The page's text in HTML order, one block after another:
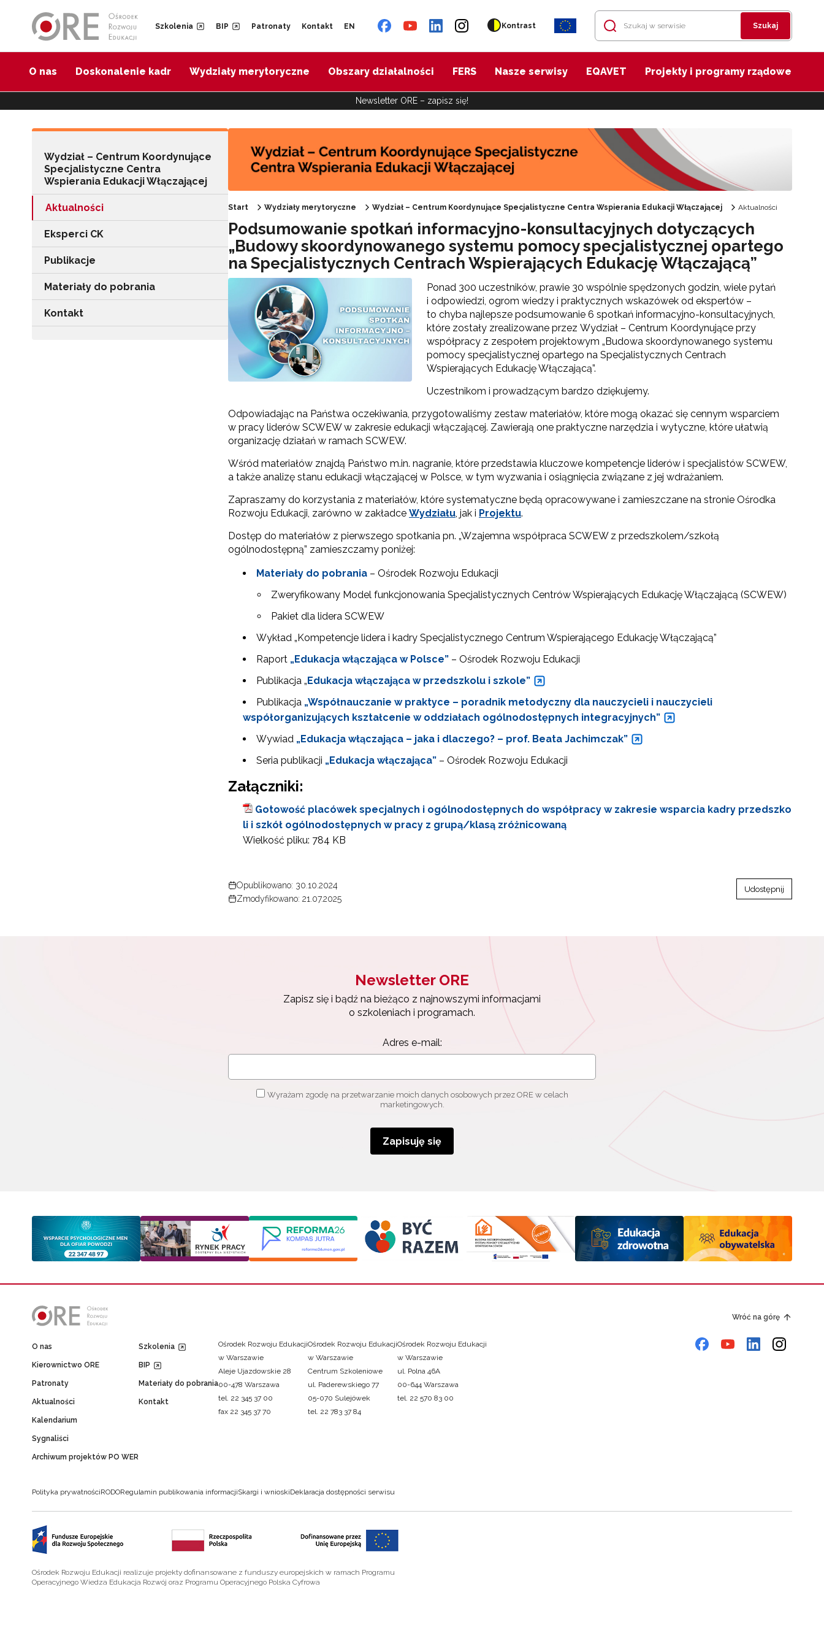
Szkolenia BIP Patronaty Kontakt EN Kontrast Szukaj
O nas Doskonalenie kadr Wydziały merytoryczne Obszary działalności FERS Nasze serwisy EQAVET Projekty i programy rządowe
Newsletter ORE – zapisz się!
Wydział – Centrum Koordynujące
Specjalistyczne Centra
Wspierania Edukacji Włączającej
Aktualności
Eksperci CK
Publikacje
Materiały do pobrania
Kontakt
Start Wydziały merytoryczne Wydział – Centrum Koordynujące Specjalistyczne Centra Wspierania Edukacji Włączającej Aktualności
Podsumowanie spotkań informacyjno-konsultacyjnych dotyczących
„Budowy skoordynowanego systemu pomocy specjalistycznej opartego
na Specjalistycznych Centrach Wspierających Edukację Włączającą”
Ponad 300 uczestników, prawie 30 wspólnie spędzonych godzin, wiele pytań
i odpowiedzi, ogrom wiedzy i praktycznych wskazówek od ekspertów –
to chyba najlepsze podsumowanie 6 spotkań informacyjno-konsultacyjnych,
które zostały zrealizowane przez Wydział – Centrum Koordynujące przy
współpracy z zespołem projektowym „Budowa skoordynowanego systemu
pomocy specjalistycznej opartego na Specjalistycznych Centrach
Wspierających Edukację Włączającą”.
Uczestnikom i prowadzącym bardzo dziękujemy.
Odpowiadając na Państwa oczekiwania, przygotowaliśmy zestaw materiałów, które mogą okazać się cennym wsparciem
w pracy liderów SCWEW w zakresie edukacji włączającej. Zawierają one praktyczne narzędzia i wytyczne, które ułatwią
organizację działań w ramach SCWEW.
Wśród materiałów znajdą Państwo m.in. nagranie, które przedstawia kluczowe kompetencje liderów i specjalistów SCWEW,
a także analizę stanu edukacji włączającej w Polsce, w tym wyzwania i osiągnięcia związane z jej wdrażaniem.
Zapraszamy do korzystania z materiałów, które systematyczne będą opracowywane i zamieszczane na stronie Ośrodka
Rozwoju Edukacji, zarówno w zakładce Wydziału, jak i Projektu.
Dostęp do materiałów z pierwszego spotkania pn. „Wzajemna współpraca SCWEW z przedszkolem/szkołą
ogólnodostępną” zamieszczamy poniżej:
Materiały do pobrania – Ośrodek Rozwoju Edukacji
Zweryfikowany Model funkcjonowania Specjalistycznych Centrów Wspierających Edukację Włączającą (SCWEW)
Pakiet dla lidera SCWEW
Wykład „Kompetencje lidera i kadry Specjalistycznego Centrum Wspierającego Edukację Włączającą”
Raport „Edukacja włączająca w Polsce” – Ośrodek Rozwoju Edukacji
Publikacja „ Edukacja włączająca w przedszkolu i szkole”
Publikacja „Współnauczanie w praktyce – poradnik metodyczny dla nauczycieli i nauczycieli
współorganizujących kształcenie w oddziałach ogólnodostępnych integracyjnych”
Wywiad „Edukacja włączająca – jaka i dlaczego? – prof. Beata Jachimczak”
Seria publikacji „Edukacja włączająca” – Ośrodek Rozwoju Edukacji
Załączniki:
Gotowość placówek specjalnych i ogólnodostępnych do współpracy w zakresie wsparcia kadry przedszko
li i szkół ogólnodostępnych w pracy z grupą/klasą zróżnicowaną
Wielkość pliku: 784 KB
Opublikowano: 30.10.2024
Zmodyfikowano: 21.07.2025
Udostępnij
Newsletter ORE
Zapisz się i bądź na bieżąco z najnowszymi informacjami
o szkoleniach i programach.
Adres e-mail:
Wyrażam zgodę na przetwarzanie moich danych osobowych przez ORE w celach
marketingowych.
Zapisuję się
Wróć na górę
O nas
Kierownictwo ORE
Patronaty
Aktualności
Kalendarium
Sygnaliści
Archiwum projektów PO WER
Szkolenia
BIP
Materiały do pobrania
Kontakt
Ośrodek Rozwoju Edukacji
w Warszawie
Aleje Ujazdowskie 28
00-478 Warszawa
tel. 22 345 37 00
fax 22 345 37 70
Ośrodek Rozwoju Edukacji
w Warszawie
Centrum Szkoleniowe
ul. Paderewskiego 77
05-070 Sulejówek
tel. 22 783 37 84
Ośrodek Rozwoju Edukacji
w Warszawie
ul. Polna 46A
00-644 Warszawa
tel. 22 570 83 00
Polityka prywatnościRODORegulamin publikowania informacjiSkargi i wnioskiDeklaracja dostępności serwisu
Ośrodek Rozwoju Edukacji realizuje projekty dofinansowane z funduszy europejskich w ramach Programu
Operacyjnego Wiedza Edukacja Rozwój oraz Programu Operacyjnego Polska Cyfrowa
Newsletter ORE
Zapisz się i bądź na bieżąco z najnowszymi informacjami
Adres e-mail:
Wyrażam zgodę na przetwarzanie moich danych osobowych przez ORE w
Zapisuję się